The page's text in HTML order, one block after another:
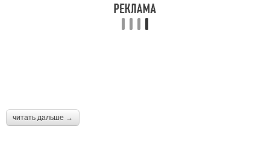
читать дальше →